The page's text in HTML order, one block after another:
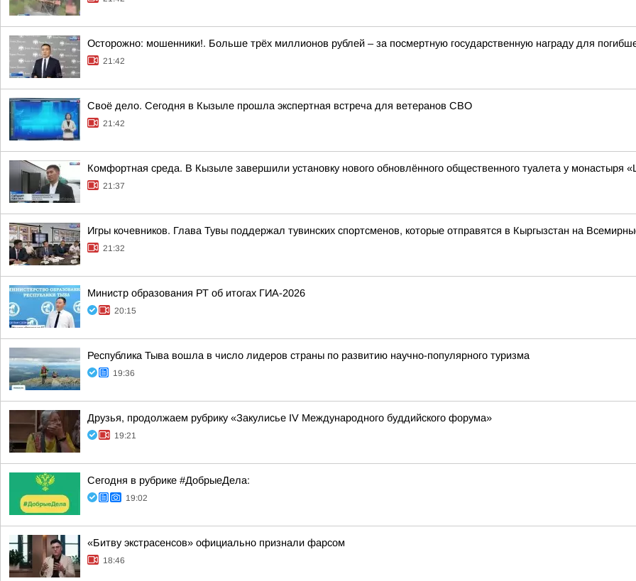
Осторожно: мошенники!. Больше трёх миллионов рублей – за посмертную государственную награду для
21:42
Своё дело. Сегодня в Кызыле прошла экспертная встреча для ветеранов СВО
21:42
Комфортная среда. В Кызыле завершили установку нового обновлённого общественного туалета у монастыря
21:37
Игры кочевников. Глава Тувы поддержал тувинских спортсменов, которые отправятся в Кыргызстан на
21:32
Министр образования РТ об итогах ГИА-2026
20:15
Республика Тыва вошла в число лидеров страны по развитию научно-популярного туризма
19:36
Друзья, продолжаем рубрику «Закулисье IV Международного буддийского форума»
19:21
Сегодня в рубрике #ДобрыеДела:
19:02
«Битву экстрасенсов» официально признали фарсом
18:46